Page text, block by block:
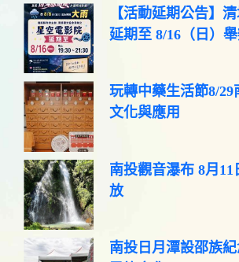
【活動延期公告】
延期至 8/16（日）
玩轉中藥生活節8/
文化與應用
南投觀音瀑布 8月11
放
南投日月潭設邵族